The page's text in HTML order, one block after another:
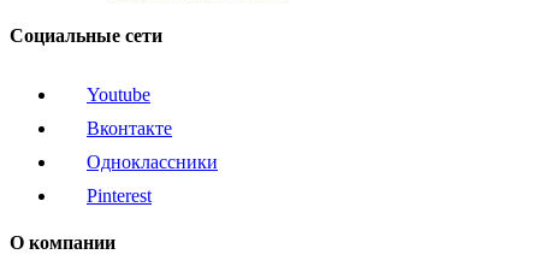
Социальные сети
Youtube
Вконтакте
Одноклассники
Pinterest
О компании